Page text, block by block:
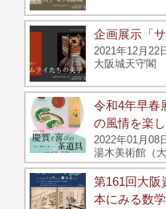
企画展示「
2021年12月22
大阪城天守閣
令和4年早春
の風情を楽
2022年01月08
湯木美術館（
第161回大阪
本にみる数学